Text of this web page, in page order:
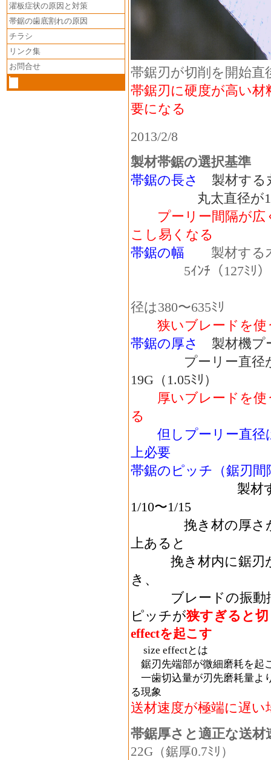
濯板症状の原因と対策
帯鋸の歯底割れの原因
チラシ
リンク集
お問合せ
帯鋸刃が切削を開始直
帯鋸刃に硬度が高い
要になる
2013/2/8
製材帯鋸の選択基準
帯鋸の長さ 製材す
丸太直径が1ｍの
プーリー間隔が
こし易くなる
帯鋸の幅 製材する木
5ｲﾝﾁ（127ﾐﾘ）
径は380〜635ﾐﾘ
狭いブレードを
帯鋸の厚さ 製材機プ
プーリー直径が
19G（1.05ﾐﾘ）
厚いブレードを
る
但しプーリー直径
上必要
帯鋸のピッチ（鋸刃間
製材する丸太
1/10〜1/15
挽き材の厚さが10
上あると
挽き材内に鋸刃が
き、
ブレードの振動抑
ピッチが狭すぎると
effectを起こす
size effectとは
鋸刃先端部が微細磨耗を起
一歯切込量が刃先磨耗量よ
る現象
送材速度が極端に遅い
帯鋸厚さと適正な送材
22G（鋸厚0.7ﾐﾘ）